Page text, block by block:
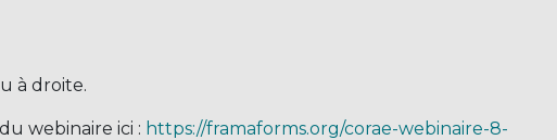
à droite.
webinaire ici : https://framaforms.org/corae-webinaire-8-